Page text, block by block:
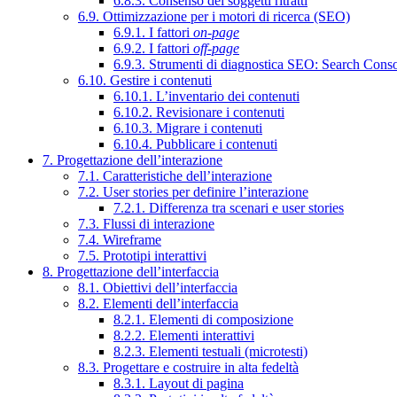
6.9. Ottimizzazione per i motori di ricerca (SEO)
6.9.1. I fattori on-page
6.9.2. I fattori off-page
6.9.3. Strumenti di diagnostica SEO: Search
6.10. Gestire i contenuti
6.10.1. L’inventario dei contenuti
6.10.2. Revisionare i contenuti
6.10.3. Migrare i contenuti
6.10.4. Pubblicare i contenuti
7. Progettazione dell’interazione
7.1. Caratteristiche dell’interazione
7.2. User stories per definire l’interazione
7.2.1. Differenza tra scenari e user stories
7.3. Flussi di interazione
7.4. Wireframe
7.5. Prototipi interattivi
8. Progettazione dell’interfaccia
8.1. Obiettivi dell’interfaccia
8.2. Elementi dell’interfaccia
8.2.1. Elementi di composizione
8.2.2. Elementi interattivi
8.2.3. Elementi testuali (microtesti)
8.3. Progettare e costruire in alta fedeltà
8.3.1. Layout di pagina